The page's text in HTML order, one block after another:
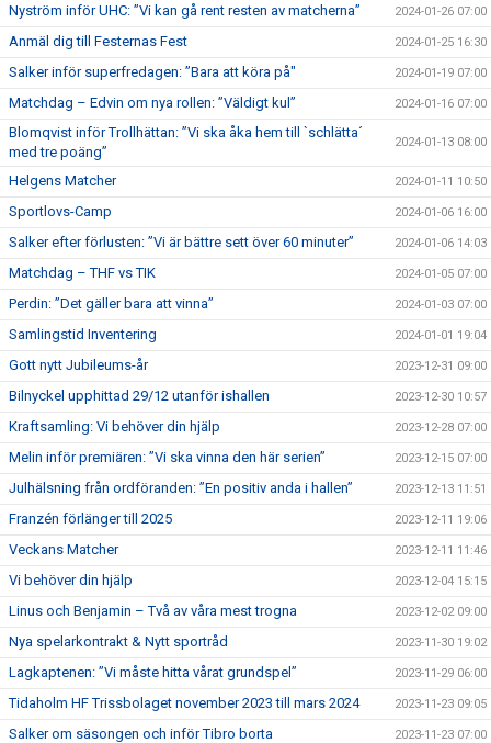
Nyström inför UHC: ”Vi kan gå rent resten av matcherna” 2024-01-26 07:00
Anmäl dig till Festernas Fest 2024-01-25 16:30
Salker inför superfredagen: ”Bara att köra på" 2024-01-19 07:00
Matchdag – Edvin om nya rollen: ”Väldigt kul” 2024-01-16 07:00
Blomqvist inför Trollhättan: ”Vi ska åka hem till `schlätta´
med tre poäng”
2024-01-13 08:00
Helgens Matcher 2024-01-11 10:50
Sportlovs-Camp 2024-01-06 16:00
Salker efter förlusten: ”Vi är bättre sett över 60 minuter” 2024-01-06 14:03
Matchdag – THF vs TIK 2024-01-05 07:00
Perdin: ”Det gäller bara att vinna” 2024-01-03 07:00
Samlingstid Inventering 2024-01-01 19:04
Gott nytt Jubileums-år 2023-12-31 09:00
Bilnyckel upphittad 29/12 utanför ishallen 2023-12-30 10:57
Kraftsamling: Vi behöver din hjälp 2023-12-28 07:00
Melin inför premiären: ”Vi ska vinna den här serien” 2023-12-15 07:00
Julhälsning från ordföranden: ”En positiv anda i hallen” 2023-12-13 11:51
Franzén förlänger till 2025 2023-12-11 19:06
Veckans Matcher 2023-12-11 11:46
Vi behöver din hjälp 2023-12-04 15:15
Linus och Benjamin – Två av våra mest trogna 2023-12-02 09:00
Nya spelarkontrakt & Nytt sportråd 2023-11-30 19:02
Lagkaptenen: ”Vi måste hitta vårat grundspel” 2023-11-29 06:00
Tidaholm HF Trissbolaget november 2023 till mars 2024 2023-11-23 09:05
Salker om säsongen och inför Tibro borta 2023-11-23 07:00